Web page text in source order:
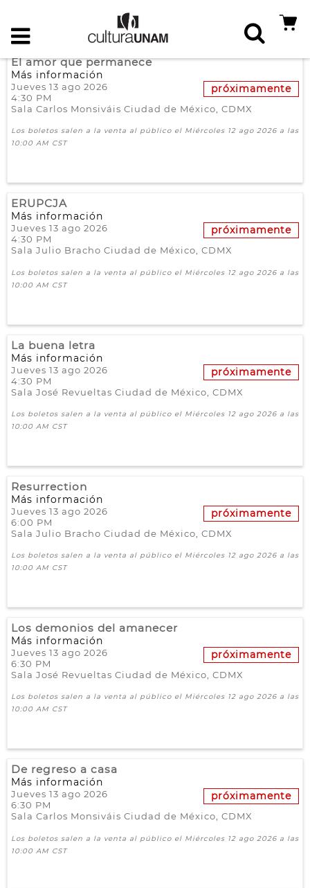
El amor que permanece
Más información
próximamente
Jueves 13 ago 2026
4:30 PM
Sala Carlos Monsiváis Ciudad de México, CDMX
Los boletos salen a la venta al público el Miércoles 12 ago 2026 a las
10:00 AM CST
ERUPCJA
Más información
próximamente
Jueves 13 ago 2026
4:30 PM
Sala Julio Bracho Ciudad de México, CDMX
Los boletos salen a la venta al público el Miércoles 12 ago 2026 a las
10:00 AM CST
La buena letra
Más información
próximamente
Jueves 13 ago 2026
4:30 PM
Sala José Revueltas Ciudad de México, CDMX
Los boletos salen a la venta al público el Miércoles 12 ago 2026 a las
10:00 AM CST
Resurrection
Más información
próximamente
Jueves 13 ago 2026
6:00 PM
Sala Julio Bracho Ciudad de México, CDMX
Los boletos salen a la venta al público el Miércoles 12 ago 2026 a las
10:00 AM CST
Los demonios del amanecer
Más información
próximamente
Jueves 13 ago 2026
6:30 PM
Sala José Revueltas Ciudad de México, CDMX
Los boletos salen a la venta al público el Miércoles 12 ago 2026 a las
10:00 AM CST
De regreso a casa
Más información
próximamente
Jueves 13 ago 2026
6:30 PM
Sala Carlos Monsiváis Ciudad de México, CDMX
Los boletos salen a la venta al público el Miércoles 12 ago 2026 a las
10:00 AM CST